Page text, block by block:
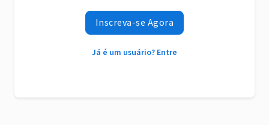
Inscreva-se Agora
Já é um usuário? Entre